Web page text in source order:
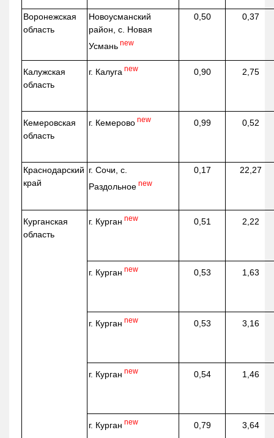
Воронежская
область
Новоусманский
район, с. Новая
Усмань new
0,50 0,37
Калужская
область
г. Калуга new 0,90 2,75
Кемеровская
область
г. Кемерово new 0,99 0,52
Краснодарский
край
г. Сочи, с.
Раздольное new
0,17 22,27
Курганская
область
г. Курган new 0,51 2,22
г. Курган new 0,53 1,63
г. Курган new 0,53 3,16
г. Курган new 0,54 1,46
г. Курган new 0,79 3,64